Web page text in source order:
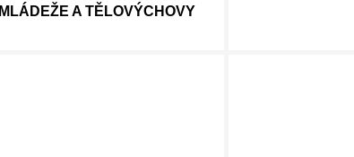
MLÁDEŽE A TĚLOVÝCHOVY